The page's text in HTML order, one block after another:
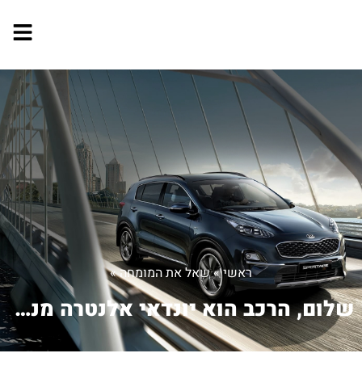
ראשי»שאל את המומחה»
שלום, הרכב הוא יונדאי אלנטרה מנוע 2....